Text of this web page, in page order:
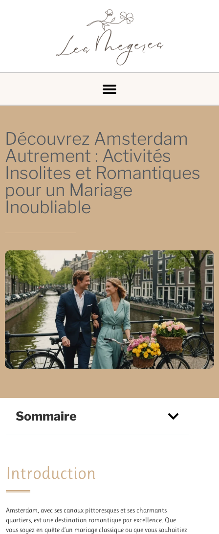
Découvrez Amsterdam
Autrement : Activités
Insolites et Romantiques
pour un Mariage
Inoubliable
Sommaire
Introduction
Amsterdam, avec ses canaux pittoresques et ses charmants
quartiers, est une destination romantique par excellence. Que
vous soyez en quête d’un mariage classique ou que vous souhaitiez